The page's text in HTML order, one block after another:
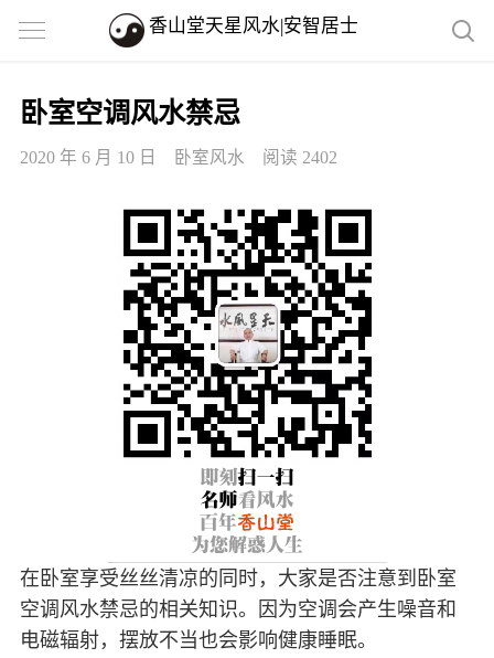
香山堂天星风水|安智居士
卧室空调风水禁忌
2020 年 6 月 10 日 卧室风水 阅读 2402
在卧室享受丝丝清凉的同时，大家是否注意到卧室
空调风水禁忌的相关知识。因为空调会产生噪音和
电磁辐射，摆放不当也会影响健康睡眠。